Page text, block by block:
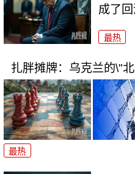
成了回
最热
扎胖摊牌：乌克兰的\"
最热